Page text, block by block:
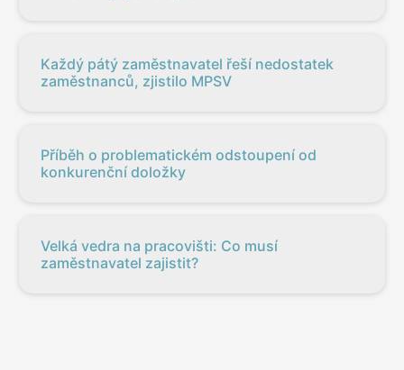
Každý pátý zaměstnavatel řeší nedostatek
zaměstnanců, zjistilo MPSV
Příběh o problematickém odstoupení od
konkurenční doložky
Velká vedra na pracovišti: Co musí
zaměstnavatel zajistit?